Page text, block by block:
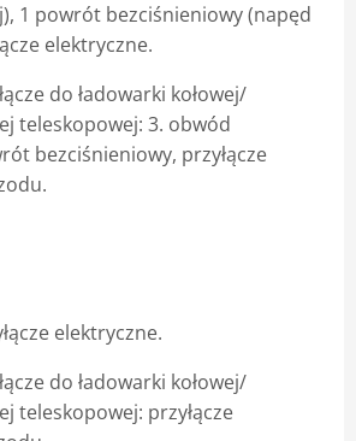
1 powrót bezciśnieniowy (napęd
elektryczne.
do ładowarki kołowej/
teleskopowej: 3. obwód
bezciśnieniowy, przyłącze
elektryczne.
do ładowarki kołowej/
teleskopowej: przyłącze